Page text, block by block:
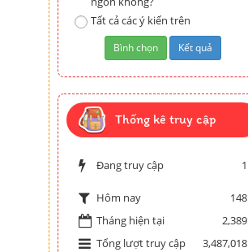
Tất cả các ý kiến trên
Thống kê truy cập
Đang truy cập 1
Hôm nay
148
Tháng hiện tại
2,389
Tổng lượt truy cập
3,487,018